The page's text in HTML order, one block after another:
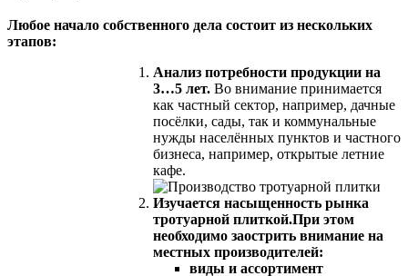
Любое начало собственного дела состоит из нескольких
этапов:
Анализ потребности продукции на
3…5 лет. Во внимание принимается
как частный сектор, например, дачные
посёлки, сады, так и коммунальные
нужды населённых пунктов и частного
бизнеса, например, открытые летние
кафе.
Изучается насыщенность рынка
тротуарной плиткой.При этом
необходимо заострить внимание на
местных производителей:
виды и ассортимент